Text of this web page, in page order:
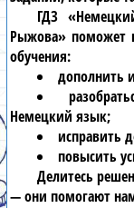
ГДЗ
Рыжова» поможет
обучения:
дополнить
Немецкий язык;
исправить
повысить
Делитесь
— они помогают